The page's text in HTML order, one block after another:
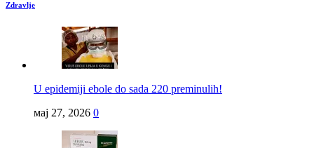
Zdravlje
U epidemiji ebole do sada 220 preminulih!
мај 27, 2026 0